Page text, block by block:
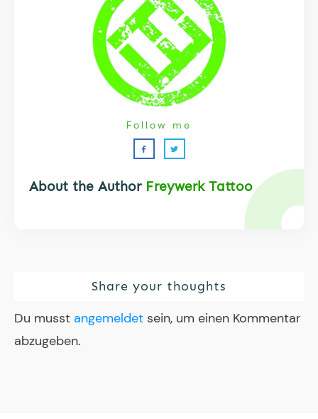
About the Author Freywerk Tattoo
Follow me
Share your thoughts
Du musst angemeldet sein, um einen Kommentar
abzugeben.